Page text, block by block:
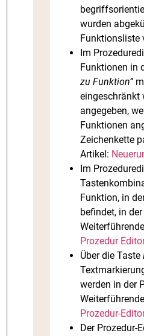
wurden
Funktionsliste
Im
Funktionen in
zu Funktion”
eingeschränkt
angegeben,
Funktionen
Zeichenkette
Artikel:
Im
Funktion, in
befindet, in
Prozedur
Über die Taste
werden in der
Prozedur-
Der Prozedur-